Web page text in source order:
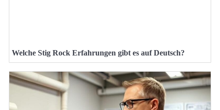
Welche Stig Rock Erfahrungen gibt es auf Deutsch?